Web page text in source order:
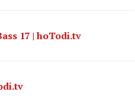
17 | hoTodi.tv